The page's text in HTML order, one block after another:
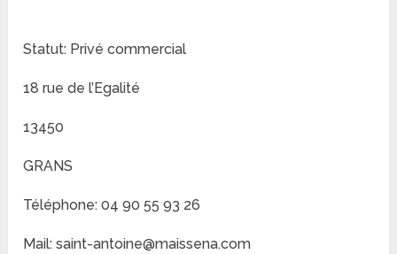
Statut: Privé commercial
18 rue de l’Egalité
13450
GRANS
Téléphone: 04 90 55 93 26
Mail: saint-antoine@maissena.com